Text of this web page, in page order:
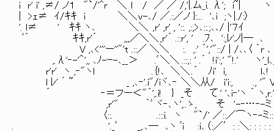
i r' i' ,≠/ ノ１ "`/'^r ＼ l / ／ ／ /,'|.ム_i. λ'; i~| ヽ
| >ｪ≠ ｲ/ｷｷ i ＼＼ ｖ-､/ ／.:／ノ }:... '､i ;ヽ|./:
'. l≠ ' ｷｷ ヽ､ ＼＼ ,r' ,r' , '::. ,:,>､::.;､､/ |'７ｲ
ﾞ´ ｷｷ,r'´ ,,,／＼＼ ,r'´ .::r', ' .ﾌ､ ':,ﾚ'ノ|― ､
V ,､<'''ー''"'t .::／ ＼＼ :. ,:' ´','"::/ | /､､〈 ｀r ､
,.λ'‐-'＾',, ､ﾉ-ｰ-､__＞ .ﾞ ＼＼ .::,: ' .´ !i':,' "!.' ヽ'_l､
r'r' ヽ ,‐"ヽl .｛!､ ＼＼ .´ ﾉi' i, l､!
l ﾚ' ´ ~ _ ,､‐'.i"/iヾ､‐ ＼＼从/ i'i:, ., '"
´ ‐＝フー＜"´',.i! } _そ て ' '､i‐'ヽ ´ ヽ,r.'
,r'" ｀ﾞ ヾ‐､ヽ',.. ゝ, そ ' -‐…‐-ミ
〈::. .:::i. ヽ "`/' ／::／⌒ヽ‐-ミ:::｀
. '._ﾞ _,.､― ､ヽ ﾞi :i､ （:／′: :＼: : : : : ヽ